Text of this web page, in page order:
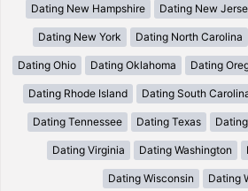
Dating New Hampshire Dating New
Dating New York Dating North Carolina
Dating Ohio Dating Oklahoma Dating
Dating Rhode Island Dating South
Dating Tennessee Dating Texas
Dating Virginia Dating Washington
Dating Wisconsin Dating